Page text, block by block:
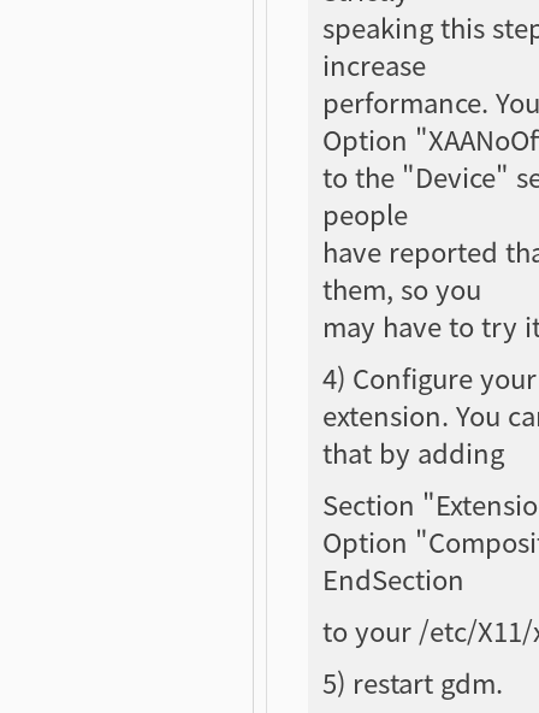
speaking this
increase
performance.
Option
to the "Device"
people
have reported
them, so you
may have to try
4) Configure
extension. You
that by adding
Section
Option
EndSection
to your /etc/
5) restart gdm.